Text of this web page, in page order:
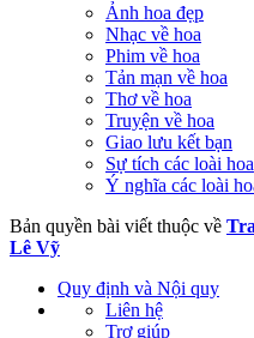
Ảnh hoa đẹp
Nhạc về hoa
Phim về hoa
Tản mạn về hoa
Thơ về hoa
Truyện về hoa
Giao lưu kết bạn
Sự tích các loài hoa
Ý nghĩa các loài
Bản quyền bài viết thuộc về
Lê Vỹ
Quy định và Nội quy
Liên hệ
Trợ giúp